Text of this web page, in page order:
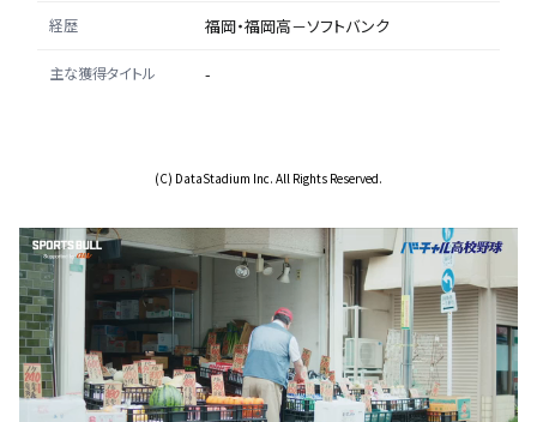
経歴 福岡・福岡高－ソフトバンク
主な獲得タイトル -
(C) DataStadium Inc. All Rights Reserved.